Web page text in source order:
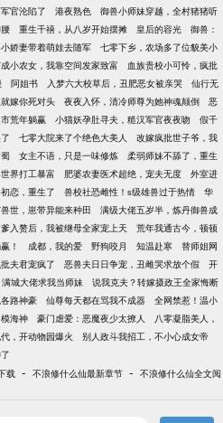
官沦陷了 港夜熟色
御兽小师妹穿越，全村猪猪听
重生千禧，从八岁开始摆摊 皇后的容光
御兽：
娇妻带着萌娃去随军
七零下乡，农场多了位貌美小
小农女，我靠空间发家致富
血族贵校小可怜，疯批
阿姐书 入梦六大校草后，丑肥恶女被亲哭
仙行无
嫁你死对头 夜夜入怀，清冷师尊为她神魂颠倒
恶
荒年躺赢 小猫妖孕肚寻夫，糙汉军官夜夜吻
假千
七零大院来了个绝色大美人
改嫁疯批世子爷，我
女主不语，只是一味修炼
柔弱师妹不舔了，重生
界打工暴富 肥婆农妻医术超绝，宠夫无度
外室进
恋，重生了 兽校社恐雌性！s级雄兽过于热情
华
世，崽带异能来种田
满级大佬五岁半，炼丹御兽成
入赘后，我被继母全家宠上天
荒年我通古今，顿顿
！ 成都，我的爱 野狗咬月 知温赴寒
替师姐网
夫君宠疯了 恶兽夫日日争宠，丑雌哭求放个假
开
城大佬求我当师妹
说我克夫？转嫁摄政王全家悔断
路神豪 仙尊每天都在骂我不成器
全网禁惹！温小
海神 豪门虐爱：恶魔夜少太撩人
八零凝脂美人，
，开动物园爆火
别人政斗我招工，不小心成女帝
载 - 不浪修什么仙最新章节 - 不浪修什么仙全文阅